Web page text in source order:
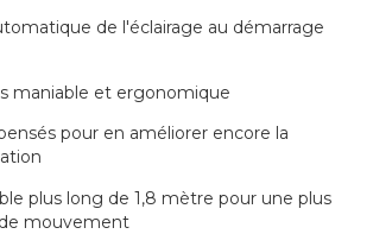
de l'éclairage au démarrage
maniable et ergonomique
pour en améliorer encore la
plus long de 1,8 mètre pour une plus
mouvement